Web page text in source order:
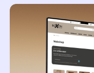
Slide 1 of 5